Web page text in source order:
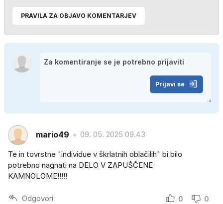
PRAVILA ZA OBJAVO KOMENTARJEV
Prijavi se
mario49 09. 05. 2025 09.43
Te in tovrstne "individue v škrlatnih oblačilih" bi bilo
potrebno nagnati na DELO V ZAPUŠČENE
KAMNOLOME!!!!!
Odgovori 0 0